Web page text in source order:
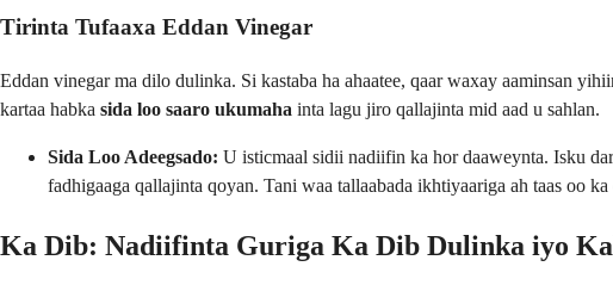
Tirinta Tufaaxa Eddan Vinegar
Eddan vinegar ma dilo dulinka. Si kastaba ha ahaatee, qaar waxay aaminsan
kartaa habka sida loo saaro ukumaha inta lagu jiro qallajinta mid aad u sahlan.
Sida Loo Adeegsado: U isticmaal sidii nadiifin ka hor daaweynta. Isku
fadhigaaga qallajinta qoyan. Tani waa tallaabada ikhtiyaariga ah taas oo
Ka Dib: Nadiifinta Guriga Ka Dib Dulinka iyo